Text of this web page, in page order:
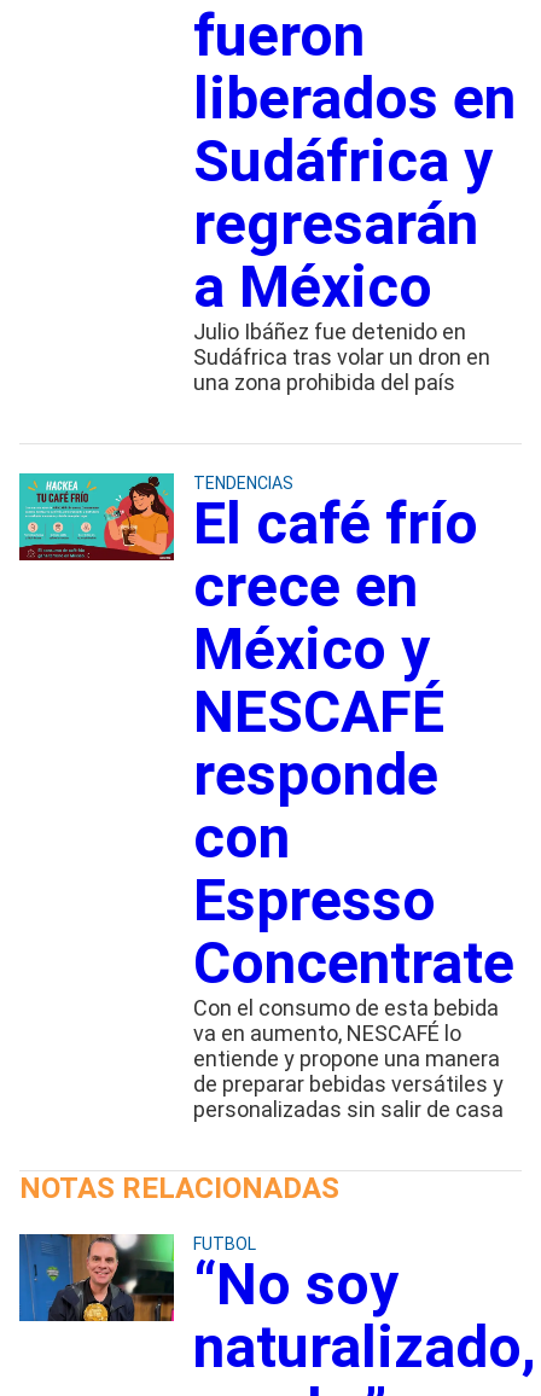
fueron
liberados en
Sudáfrica y
regresarán
a México
Julio Ibáñez fue detenido en
Sudáfrica tras volar un dron en
una zona prohibida del país
TENDENCIAS
El café frío
crece en
México y
NESCAFÉ
responde
con
Espresso
Concentrate
Con el consumo de esta bebida
va en aumento, NESCAFÉ lo
entiende y propone una manera
de preparar bebidas versátiles y
personalizadas sin salir de casa
NOTAS RELACIONADAS
FUTBOL
“No soy
naturalizado,